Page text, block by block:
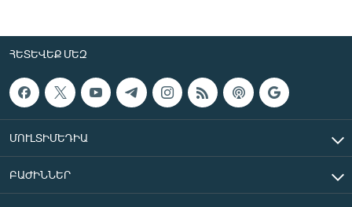
ՀԵՏԵՎԵՔ ՄԵԶ
ՄՈՒԼՏԻՄԵԴԻԱ
ԲԱԺԻՆՆԵՐ